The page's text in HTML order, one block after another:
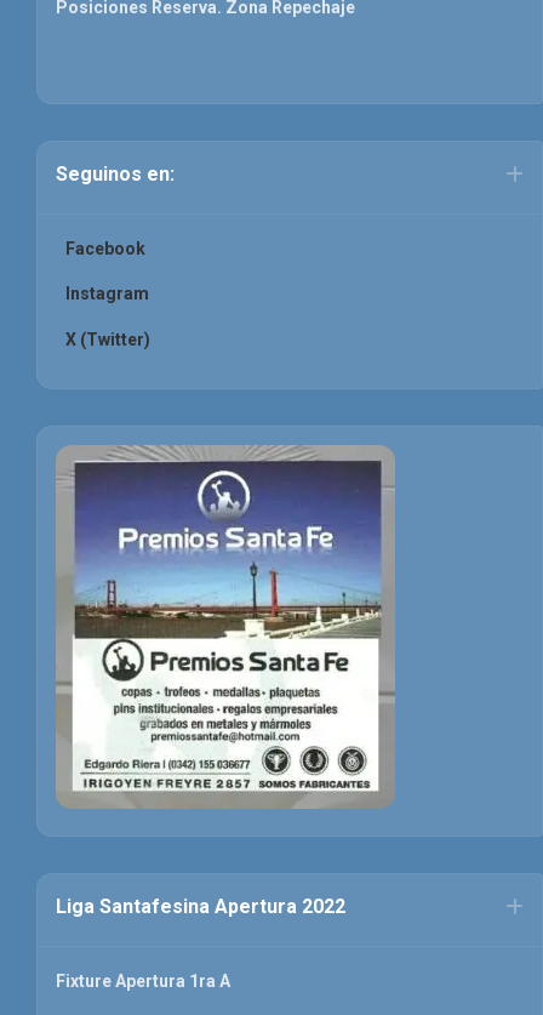
Posiciones Reserva. Zona Repechaje
Seguinos en:
Facebook
Instagram
X (Twitter)
Liga Santafesina Apertura 2022
Fixture Apertura 1ra A